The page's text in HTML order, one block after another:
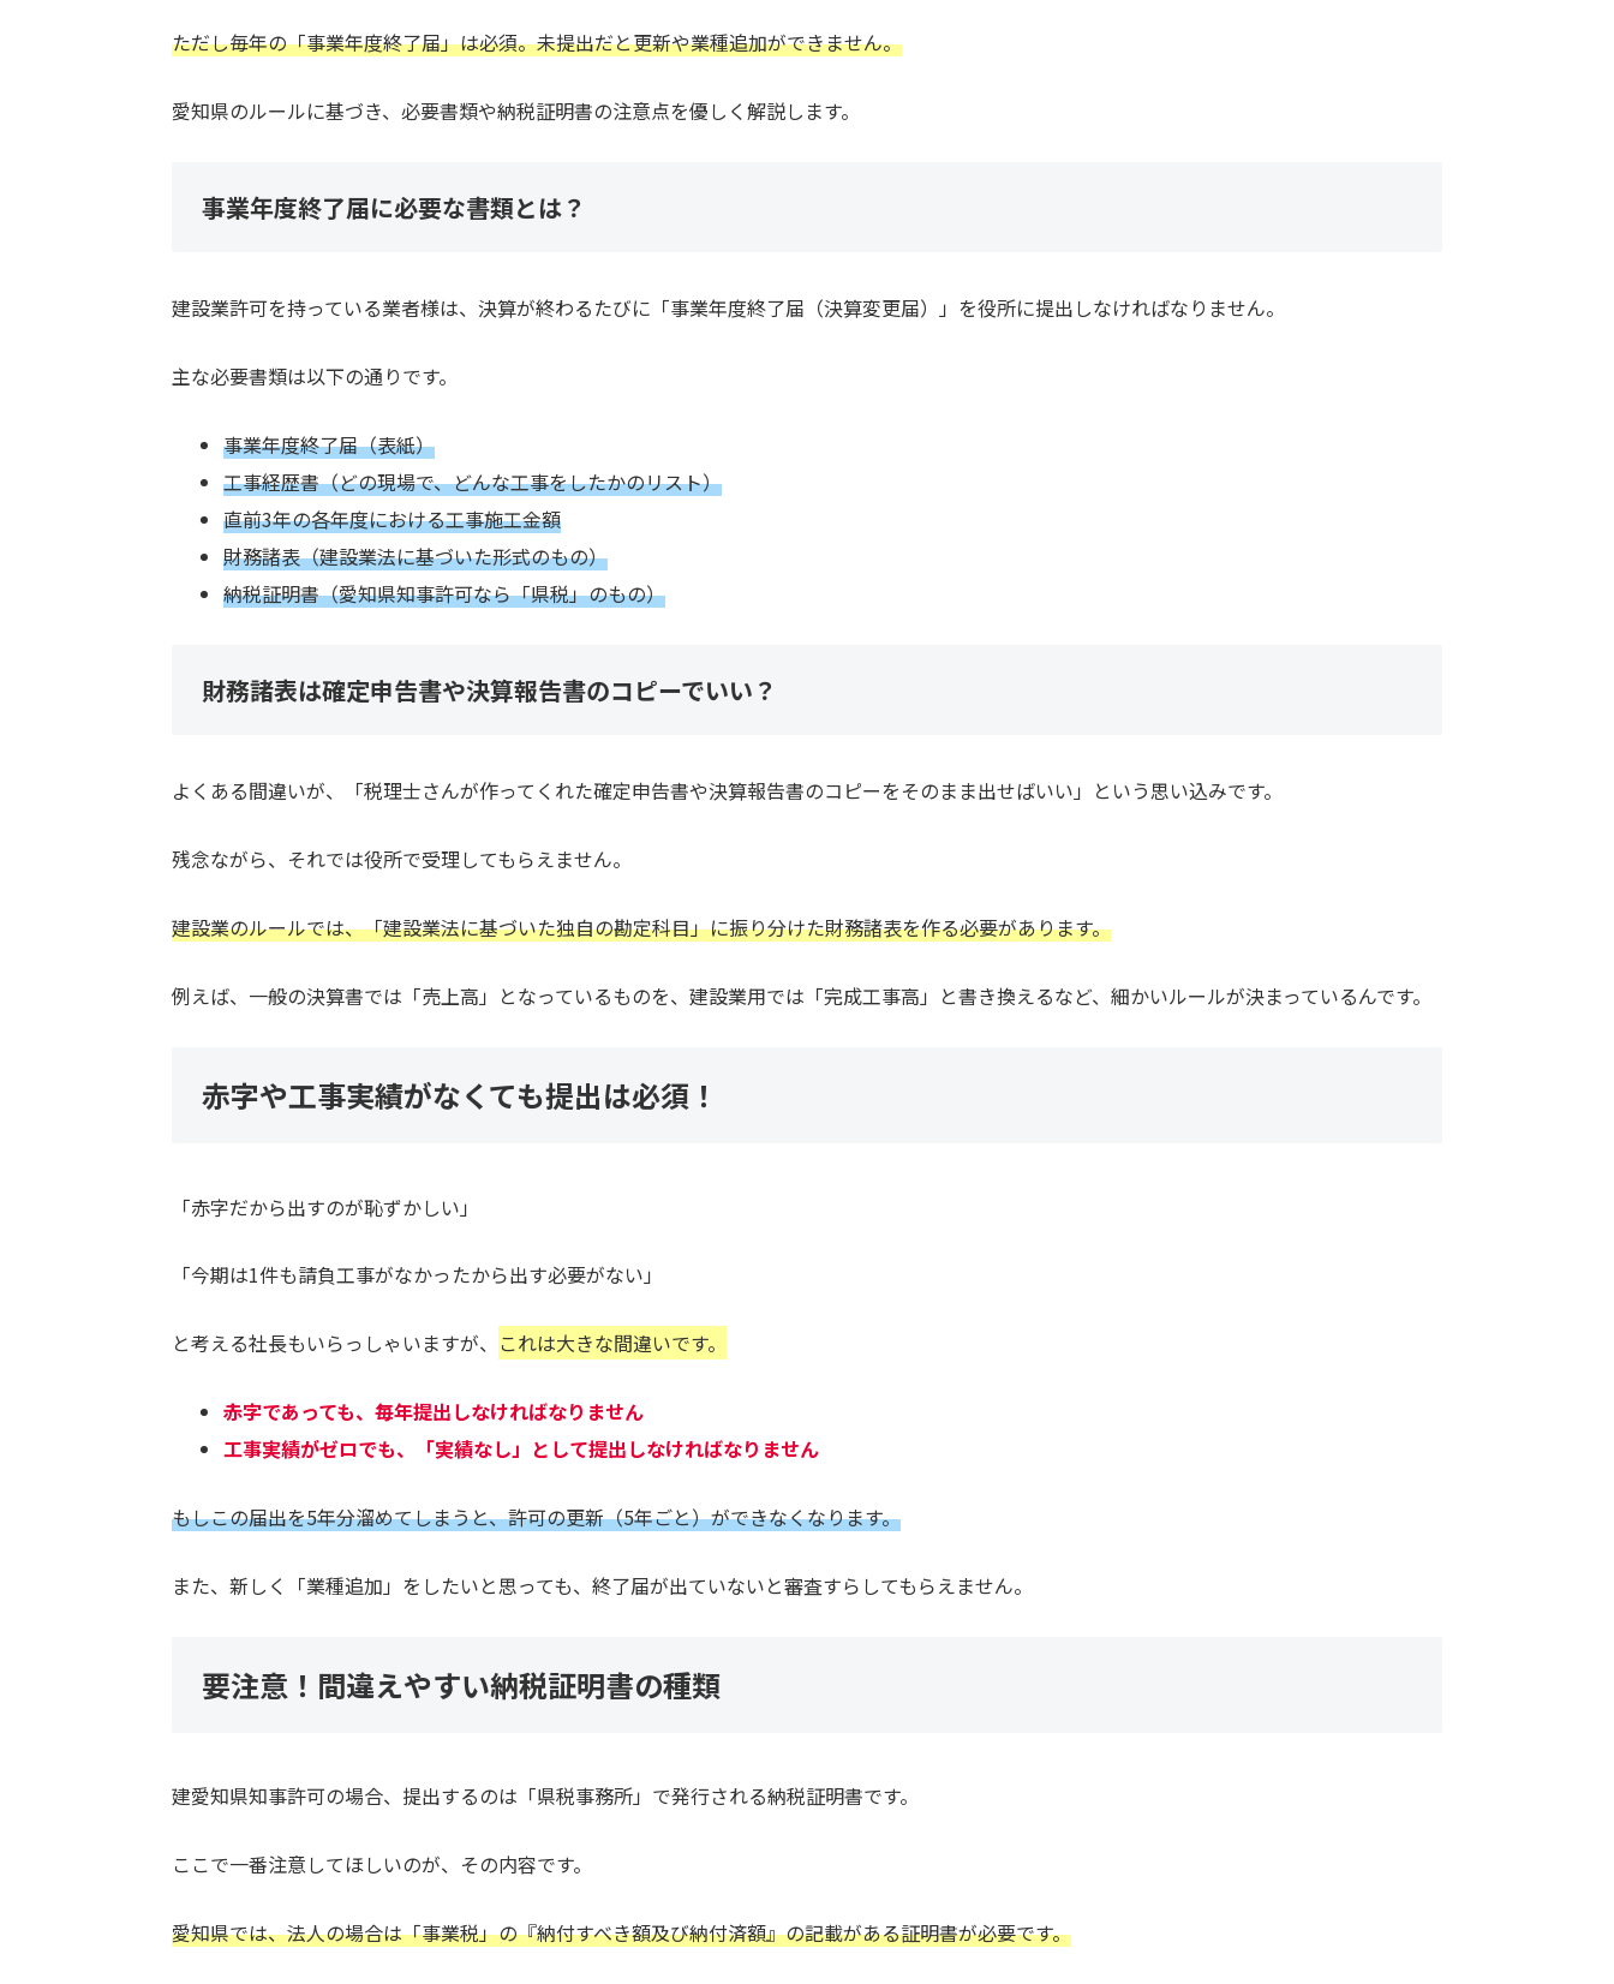
ただし毎年の「事業年度終了届」は必須。未提出だと更新や業種追加ができません。
愛知県のルールに基づき、必要書類や納税証明書の注意点を優しく解説します。
事業年度終了届に必要な書類とは？
建設業許可を持っている業者様は、決算が終わるたびに「事業年度終了届（決算変更届）」を役所に提出しなければなりません。
主な必要書類は以下の通りです。
事業年度終了届（表紙）
工事経歴書（どの現場で、どんな工事をしたかのリスト）
直前3年の各年度における工事施工金額
財務諸表（建設業法に基づいた形式のもの）
納税証明書（愛知県知事許可なら「県税」のもの）
財務諸表は確定申告書や決算報告書のコピーでいい？
よくある間違いが、「税理士さんが作ってくれた確定申告書や決算報告書のコピーをそのまま出せばいい」という思い込みです。
残念ながら、それでは役所で受理してもらえません。
建設業のルールでは、「建設業法に基づいた独自の勘定科目」に振り分けた財務諸表を作る必要があります。
例えば、一般の決算書では「売上高」となっているものを、建設業用では「完成工事高」と書き換えるなど、細かいルールが決まっているんです。
赤字や工事実績がなくても提出は必須！
「赤字だから出すのが恥ずかしい」
「今期は1件も請負工事がなかったから出す必要がない」
と考える社長もいらっしゃいますが、 これは大きな間違いです。
赤字であっても、毎年提出しなければなりません
工事実績がゼロでも、「実績なし」として提出しなければなりません
もしこの届出を5年分溜めてしまうと、許可の更新（5年ごと）ができなくなります。
また、新しく「業種追加」をしたいと思っても、終了届が出ていないと審査すらしてもらえません。
要注意！間違えやすい納税証明書の種類
建愛知県知事許可の場合、提出するのは「県税事務所」で発行される納税証明書です。
ここで一番注意してほしいのが、その内容です。
愛知県では、法人の場合は「事業税」の『納付すべき額及び納付済額』の記載がある証明書が必要です。